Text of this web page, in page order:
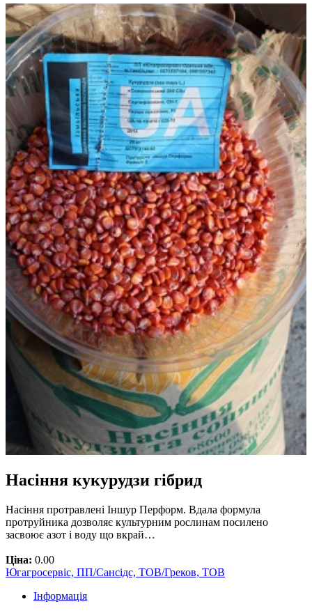
Насіння кукурудзи гібрид
Насіння протравлені Іншур Перформ. Вдала формула
протруйника дозволяє культурним рослинам посилено
засвоює азот і воду що вкрай…
Ціна: 0.00
Югагросервіс, ПП/Сансідс, ТОВ/Греков, ТОВ
Інформація